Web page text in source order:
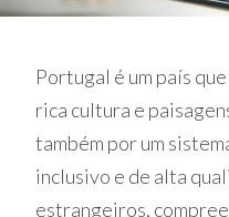
Portugal é um país
rica cultura e
também por um
inclusivo e de alta
estrangeiros,